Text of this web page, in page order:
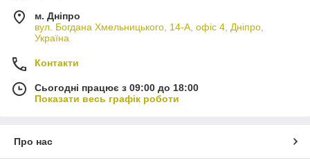
м. Дніпро
вул. Богдана Хмельницького, 14-А, офіс 4, Дніпро,
Україна
Контакти
Сьогодні працює з 09:00 до 18:00
Показати весь графік роботи
Про нас